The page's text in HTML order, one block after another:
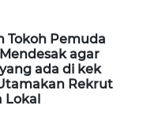
Tokoh Pemuda
agar
ada di kek
Rekrut
Lokal